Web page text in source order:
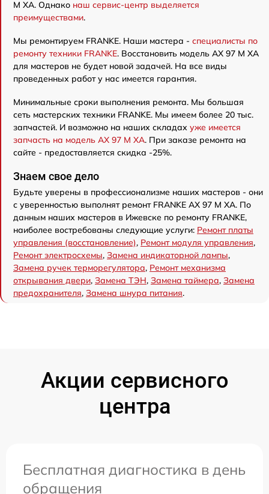
M XA. Однако наш сервис-центр выделяется
преимуществами.
Мы ремонтируем FRANKE. Наши мастера - специалисты по
ремонту техники FRANKE. Восстановить модель AX 97 M XA
для мастеров не будет новой задачей. На все виды
проведенных работ у нас имеется гарантия.
Минимальные сроки выполнения ремонта. Мы большая
сеть мастерских техники FRANKE. Мы имеем более 20 тыс.
запчастей. И возможно на наших складах уже имеется
запчасть на модель AX 97 M XA. При заказе ремонта на
сайте - предоставляется скидка -25%.
Знаем свое дело
Будьте уверены в профессионализме наших мастеров - они
с уверенностью выполнят ремонт FRANKE AX 97 M XA. По
данным наших мастеров в Ижевске по ремонту FRANKE,
наиболее востребованы следующие услуги: Ремонт платы
управления (восстановление), Ремонт модуля управления,
Ремонт электросхемы, Замена индикаторной лампы,
Замена ручек терморегулятора, Ремонт механизма
открывания двери, Замена ТЭН, Замена таймера, Замена
предохранителя, Замена шнура питания.
Акции сервисного
центра
Бесплатная диагностика в день
обращения